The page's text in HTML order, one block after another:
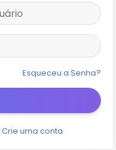
Esqueceu a Senha?
Crie uma conta